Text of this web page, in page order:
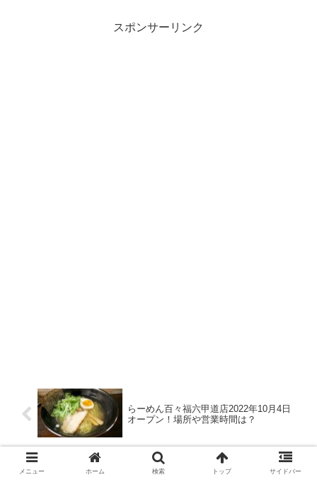
スポンサーリンク
らーめん百々福六甲道店2022年10月4日
オープン！場所や営業時間は？
ホリーズカフェウエステ垂水店2022年9
メニュー ホーム 検索 トップ サイドバー